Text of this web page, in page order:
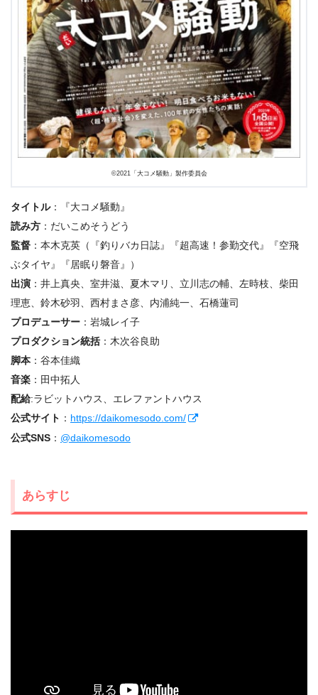
©︎2021「大コメ騒動」製作委員会
タイトル：『大コメ騒動』
読み方 ：だいこめそうどう
監督 ：本木克英（『釣りバカ日誌』『超高速！参勤交代』『空飛
ぶタイヤ』『居眠り磐音』）
出演 ：井上真央、室井滋、夏木マリ、立川志の輔、左時枝、柴田
理恵、鈴木砂羽、西村まさ彦、内浦純一、石橋蓮司
プロデューサー ：岩城レイ子
プロダクション統括：木次谷良助
脚本：谷本佳織
音楽 ：田中拓人
配給:ラビットハウス、エレファントハウス
公式サイト ： https://daikomesodo.com/
公式SNS ： @daikomesodo
あらすじ